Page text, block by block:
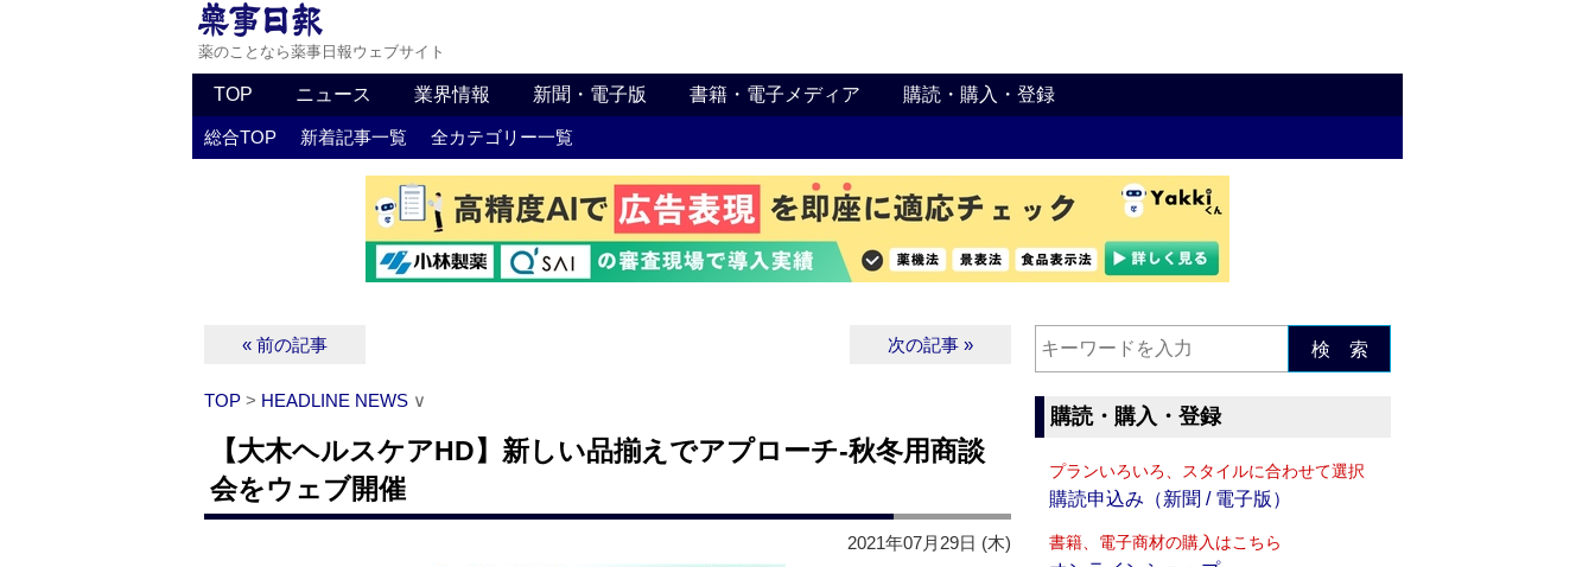
薬のことなら薬事日報ウェブサイト
TOP ニュース 業界情報 新聞・電子版 書籍・電子メディア 購読・購入・登録
総合TOP 新着記事一覧 全カテゴリー一覧
« 前の記事 次の記事 »
TOP > HEADLINE NEWS ∨
【大木ヘルスケアHD】新しい品揃えでアプローチ‐秋冬用商談
会をウェブ開催
2021年07月29日 (木)
検 索
購読・購入・登録
プランいろいろ、スタイルに合わせて選択
購読申込み（新聞 / 電子版）
書籍、電子商材の購入はこちら